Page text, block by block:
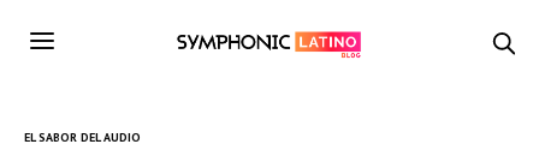
EL SABOR DEL AUDIO